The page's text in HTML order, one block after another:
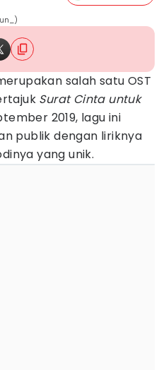
salah satu OST
Surat Cinta untuk
2019, lagu ini
publik dengan liriknya
yang unik.